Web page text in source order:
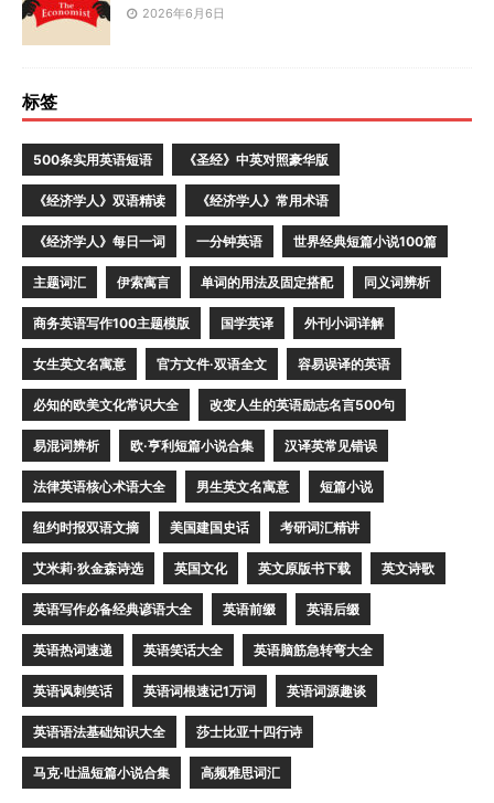
2026年6月6日
标签
500条实用英语短语 《圣经》中英对照豪华版
《经济学人》双语精读 《经济学人》常用术语
《经济学人》每日一词 一分钟英语 世界经典短篇小说100篇
主题词汇 伊索寓言 单词的用法及固定搭配 同义词辨析
商务英语写作100主题模版 国学英译 外刊小词详解
女生英文名寓意 官方文件·双语全文 容易误译的英语
必知的欧美文化常识大全 改变人生的英语励志名言500句
易混词辨析 欧·亨利短篇小说合集 汉译英常见错误
法律英语核心术语大全 男生英文名寓意 短篇小说
纽约时报双语文摘 美国建国史话 考研词汇精讲
艾米莉·狄金森诗选 英国文化 英文原版书下载 英文诗歌
英语写作必备经典谚语大全 英语前缀 英语后缀
英语热词速递 英语笑话大全 英语脑筋急转弯大全
英语讽刺笑话 英语词根速记1万词 英语词源趣谈
英语语法基础知识大全 莎士比亚十四行诗
马克·吐温短篇小说合集 高频雅思词汇